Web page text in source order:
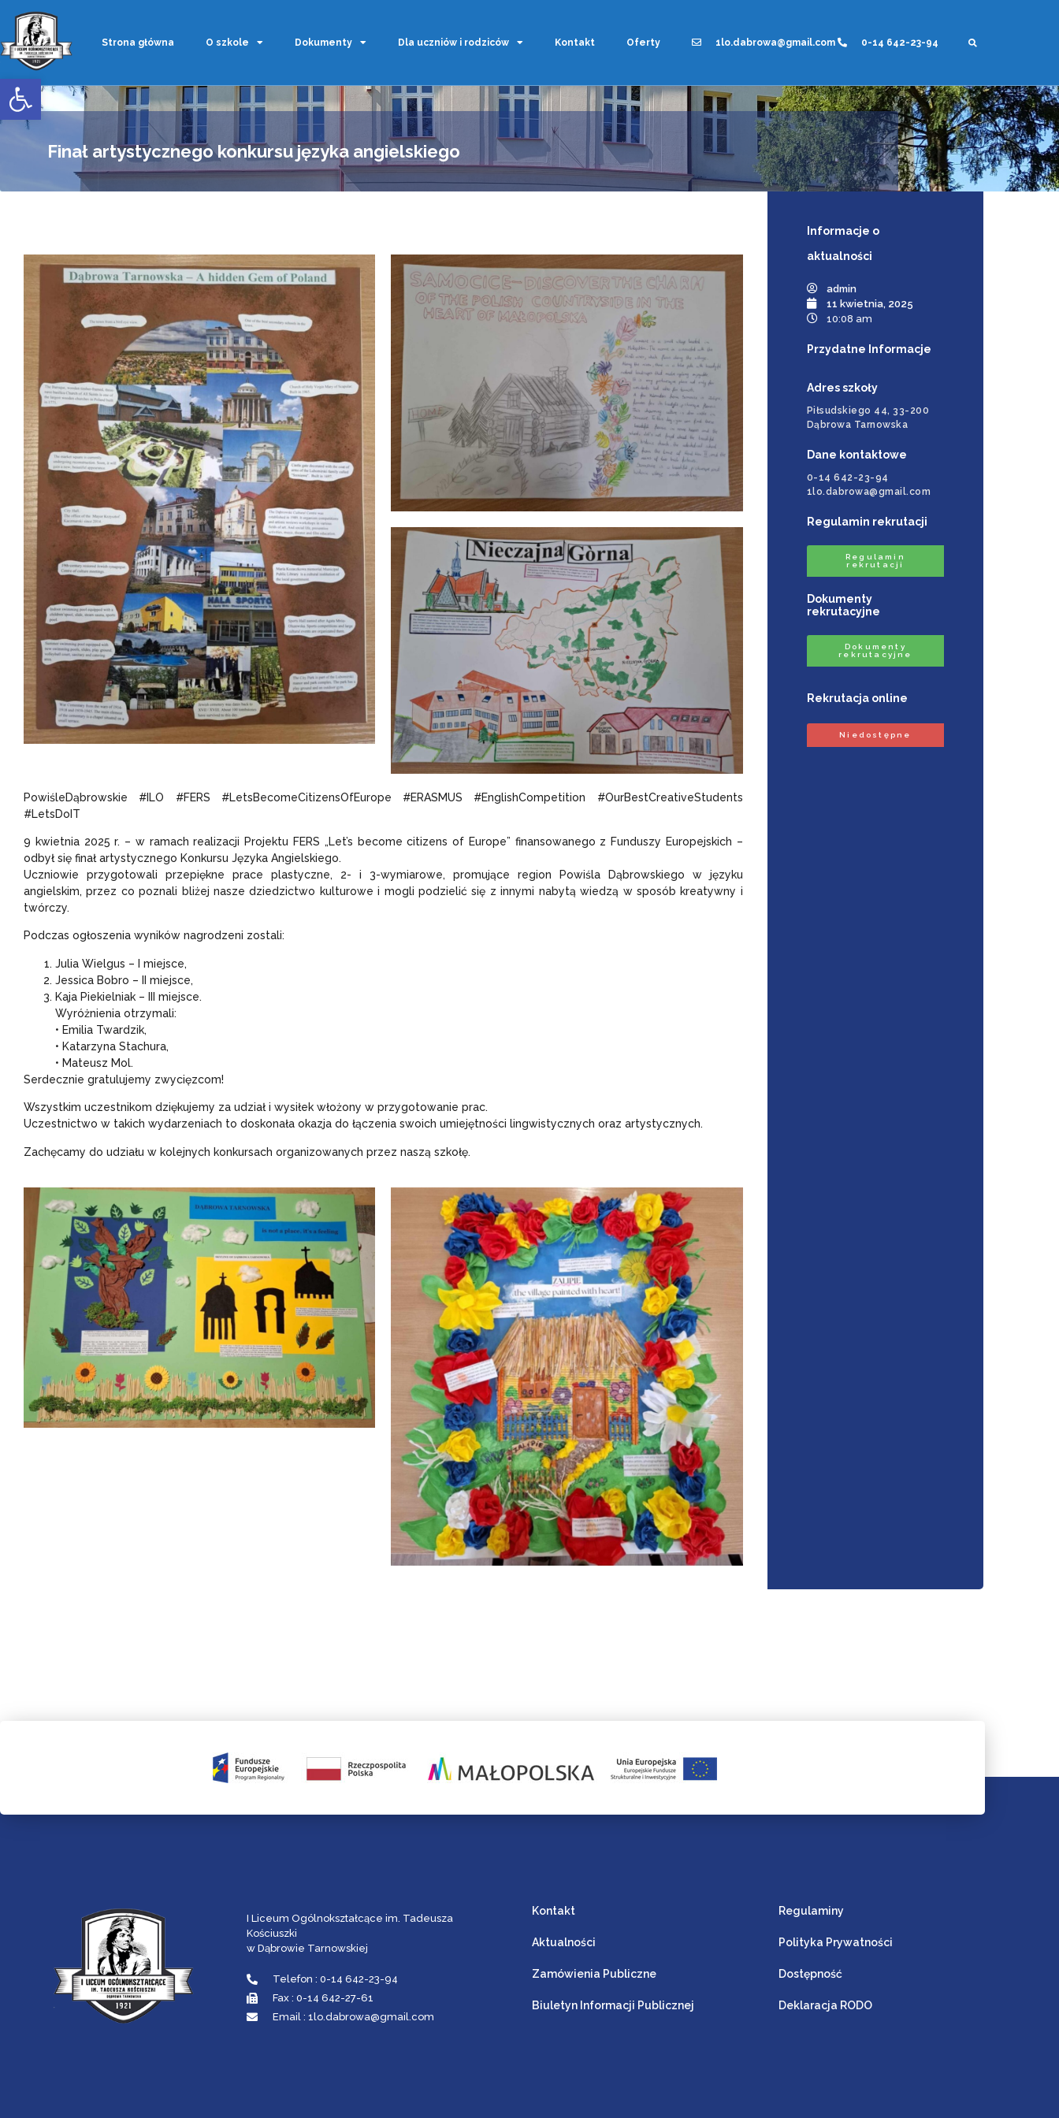
Otwórz pasek narzędzi
Strona główna O szkole Dokumenty Dla uczniów i rodziców Kontakt Oferty 1lo.dabrowa@gmail.com 0-14 642-23-94
Finał artystycznego konkursu języka angielskiego
PowiśleDąbrowskie #ILO #FERS #LetsBecomeCitizensOfEurope #ERASMUS #EnglishCompetition #OurBestCreativeStudents
#LetsDoIT
9 kwietnia 2025 r. – w ramach realizacji Projektu FERS „Let’s become citizens of Europe” finansowanego z Funduszy Europejskich –
odbył się finał artystycznego Konkursu Języka Angielskiego.
Uczniowie przygotowali przepiękne prace plastyczne, 2- i 3-wymiarowe, promujące region Powiśla Dąbrowskiego w języku
angielskim, przez co poznali bliżej nasze dziedzictwo kulturowe i mogli podzielić się z innymi nabytą wiedzą w sposób kreatywny i
twórczy.
Podczas ogłoszenia wyników nagrodzeni zostali:
Julia Wielgus – I miejsce,
Jessica Bobro – II miejsce,
Kaja Piekielniak – III miejsce.
Wyróżnienia otrzymali:
• Emilia Twardzik,
• Katarzyna Stachura,
• Mateusz Mol.
Serdecznie gratulujemy zwycięzcom!
Wszystkim uczestnikom dziękujemy za udział i wysiłek włożony w przygotowanie prac.
Uczestnictwo w takich wydarzeniach to doskonała okazja do łączenia swoich umiejętności lingwistycznych oraz artystycznych.
Zachęcamy do udziału w kolejnych konkursach organizowanych przez naszą szkołę.
Informacje o
aktualności
admin
11 kwietnia, 2025
10:08 am
Przydatne Informacje
Adres szkoły
Piłsudskiego 44, 33-200
Dąbrowa Tarnowska
Dane kontaktowe
0-14 642-23-94
1lo.dabrowa@gmail.com
Regulamin rekrutacji
Regulamin
rekrutacji
Dokumenty
rekrutacyjne
Dokumenty
rekrutacyjne
Rekrutacja online
Niedostępne
I Liceum Ogólnokształcące im. Tadeusza
Kościuszki
w Dąbrowie Tarnowskiej
Telefon : 0-14 642-23-94
Fax : 0-14 642-27-61
Email : 1lo.dabrowa@gmail.com
Kontakt
Aktualności
Zamówienia Publiczne
Biuletyn Informacji Publicznej
Regulaminy
Polityka Prywatności
Dostępność
Deklaracja RODO